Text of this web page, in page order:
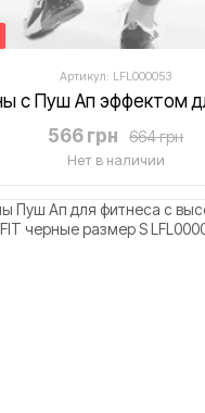
Артикул: LFL000053
664 грн
566 грн
Нет в наличии